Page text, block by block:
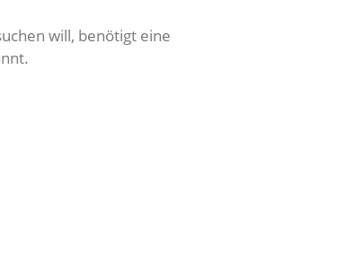
will, benötigt eine